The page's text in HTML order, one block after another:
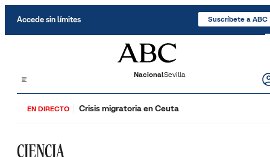
Accede sin límites Suscríbete a ABC
NacionalSevilla
EN DIRECTO Crisis migratoria en Ceuta
CIENCIA